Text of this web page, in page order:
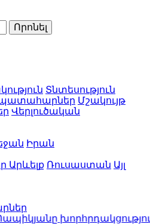
Տնտեսություն
Մշակույթ
Վերլուծական
Իրան
Արևելք Ռուսաստան Այլ
խորհրդակցություն